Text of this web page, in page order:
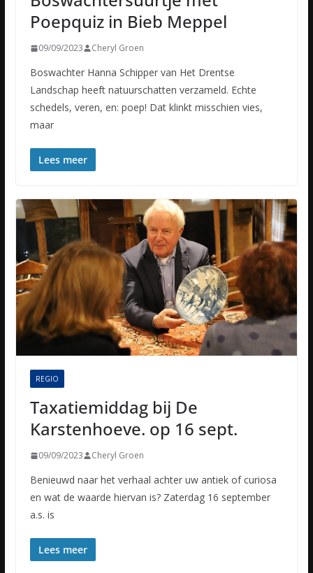
Poepquiz in Bieb Meppel
09/09/2023 Cheryl Groen
Boswachter Hanna Schipper van Het Drentse
Landschap heeft natuurschatten verzameld. Echte
schedels, veren, en: poep! Dat klinkt misschien vies,
maar
Lees meer
REGIO
Taxatiemiddag bij De
Karstenhoeve. op 16 sept.
09/09/2023 Cheryl Groen
Benieuwd naar het verhaal achter uw antiek of curiosa
en wat de waarde hiervan is? Zaterdag 16 september
a.s. is
Lees meer